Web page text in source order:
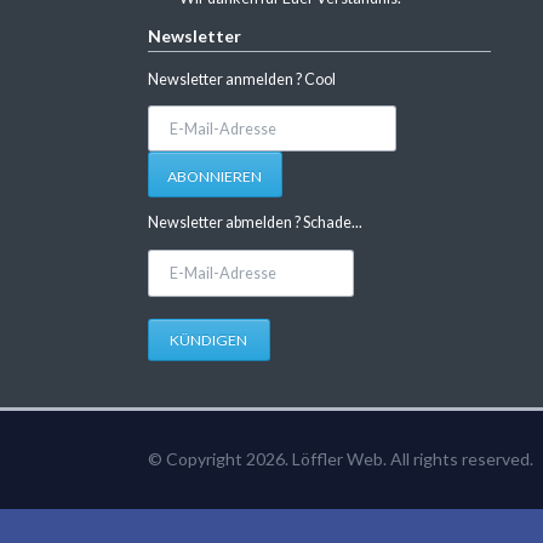
Newsletter
Newsletter anmelden ? Cool
Adresse
ABONNIEREN
Newsletter abmelden ? Schade...
KÜNDIGEN
© Copyright 2026. Löffler Web. All rights reserved.